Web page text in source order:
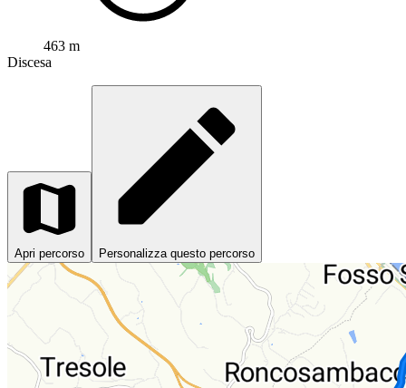
463 m
Discesa
Apri percorso Personalizza questo percorso